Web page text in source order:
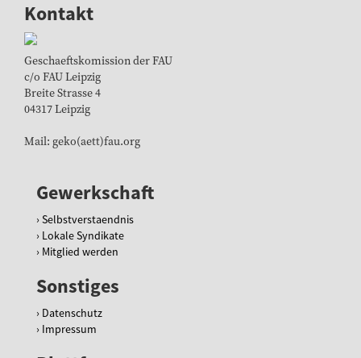
Kontakt
Geschaeftskomission der FAU
c/o FAU Leipzig
Breite Strasse 4
04317 Leipzig
Mail: geko(aett)fau.org
Gewerkschaft
Selbstverstaendnis
Lokale Syndikate
Mitglied werden
Sonstiges
Datenschutz
Impressum